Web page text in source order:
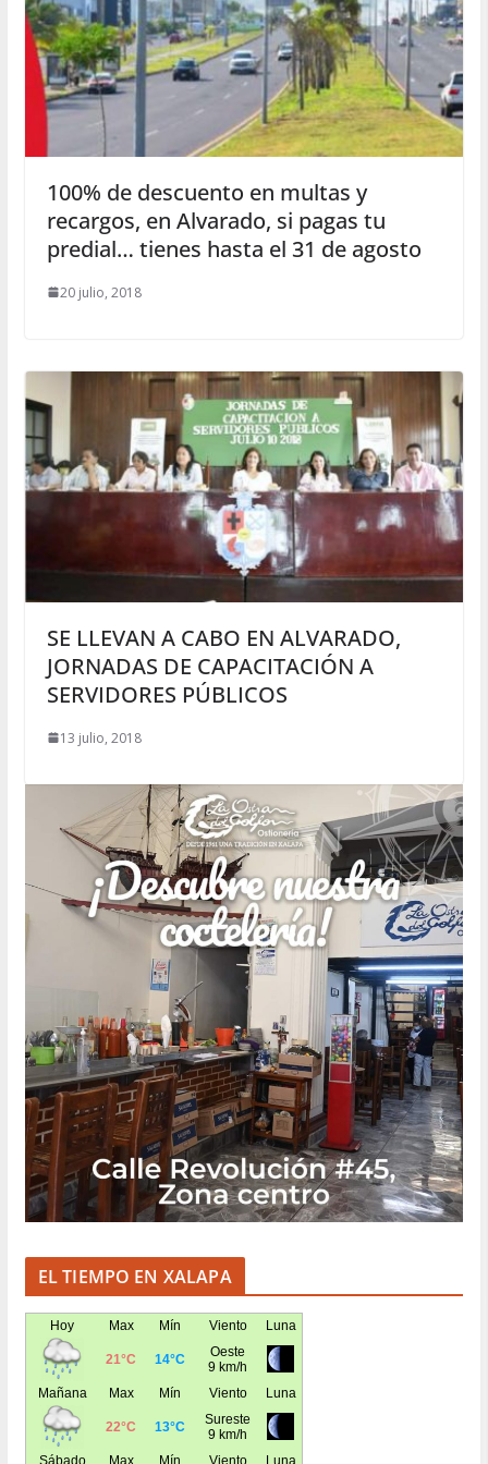
100% de descuento en multas y
recargos, en Alvarado, si pagas tu
predial… tienes hasta el 31 de agosto
20 julio, 2018
SE LLEVAN A CABO EN ALVARADO,
JORNADAS DE CAPACITACIÓN A
SERVIDORES PÚBLICOS
13 julio, 2018
EL TIEMPO EN XALAPA